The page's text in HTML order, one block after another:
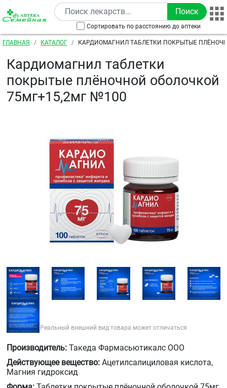
Перейти к основному содержанию
Сортировать по расстоянию до аптеки
Строка навигации
ГЛАВНАЯ КАТАЛОГ
КАРДИОМАГНИЛ ТАБЛЕТКИ ПОКРЫТЫЕ
Кардиомагнил таблетки
покрытые плёночной оболочкой
75мг+15,2мг №100
Реальный внешний вид товара может отличаться
Производитель: Такеда Фармасьютикалс ООО
Действующее вещество: Ацетилсалициловая кислота,
Магния гидроксид